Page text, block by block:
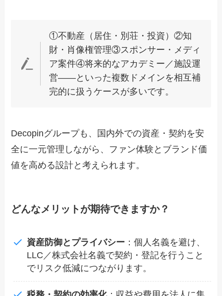
①不動産（居住・別荘・投資）②知
財・肖像権管理③スポンサー・メディ
ア案件④将来的なアカデミー／施設運
営――といった複数ドメインを相互補
完的に扱うケースが多いです。
Decopinグループも、国内外での資産・契約を安
全に一元管理しながら、ファン体験とブランド価
値を高める設計と考えられます。
どんなメリットが期待できますか？
資産防御とプライバシー ：個人名義を避け、
LLC／株式会社名義で契約・登記を行うこと
でリスク低減につながります。